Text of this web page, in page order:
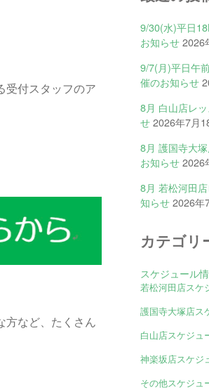
受付スタッフのア
方など、たくさん
9/30(水)平日
お知らせ2026
9/7(月)平日午
催のお知らせ
8月 白山店レ
せ2026年7月
8月 護国寺大
お知らせ2026
8月 若松河田
知らせ2026年
カテゴリ
スケジュール
若松河田店スケ
護国寺大塚店ス
白山店スケジュ
神楽坂店スケジ
その他スケジュ